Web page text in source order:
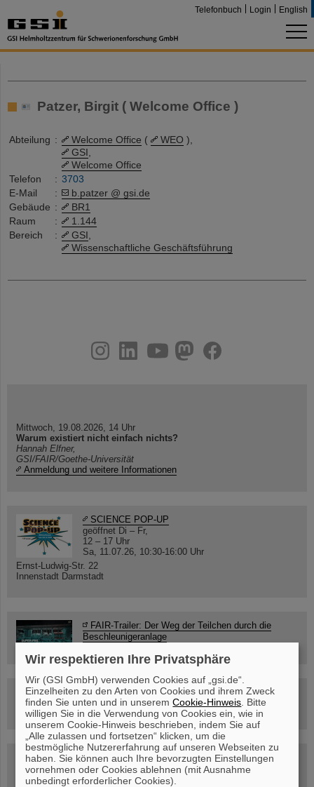
Telefonbuch Login English
Patzer, Birgit ( Welcome Office )
Abteilung : Welcome Office ( WEO ),
GSI
Welcome Office
Telefon
: 3703
E-Mail
:
b.patzer @ gsi.de
Gebäude :
BR1
Raum
:
1.144
Bereich
: GSI
Wissenschaftliche Geschäftsführung
youtube
helmholtz.social
facebook
Mittwoch, 19.08.2026, 14 Uhr
Warum existiert nicht einfach nichts?
Hannah Elfner,
GSI/FAIR/Goethe-Universität
Anmeldung und weitere Informationen
SCIENCE POP-UP
geöffnet Di – Fr,
12 – 17 Uhr
Sa, 11.07.26, 10:30-16:00 Uhr
Ernst-Ludwig-Str. 22
Innenstadt Darmstadt
FAIR-Trailer: Der Weg der Teilchen durch die
Beschleunigeranlage
Rundflug über die FAIR-Baustelle
Besichtigung von GSI/FAIR –
jetzt Termin buchen!
Wir respektieren Ihre Privatsphäre
Wir (GSI GmbH) verwenden Cookies auf „gsi.de“.
Einzelheiten zu den Arten von Cookies und ihrem Zweck
finden Sie unten und in unseremCookie-Hinweis . Bitte
willigen Sie in die Verwendung von Cookies ein, wie in
unserem Cookie-Hinweis beschrieben, indem Sie auf
„Alle zulassen und fortsetzen“ klicken, um die
bestmögliche Nutzererfahrung auf unseren Webseiten zu
haben. Sie können auch Ihre bevorzugten Einstellungen
vornehmen oder Cookies ablehnen (mit Ausnahme
unbedingt erforderlicher Cookies).